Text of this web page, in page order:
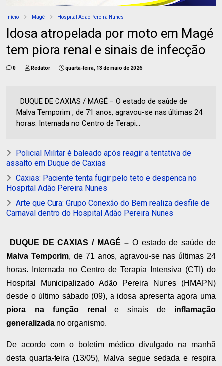
Início Magé Hospital Adão Pereira Nunes
Idosa atropelada por moto em Magé
tem piora renal e sinais de infecção
0 Redator quarta-feira, 13 de maio de 2026
DUQUE DE CAXIAS / MAGÉ – O estado de saúde de
Malva Temporim , de 71 anos, agravou-se nas últimas 24
horas. Internada no Centro de Terapi...
Policial Militar é baleado após reagir a tentativa de
assalto em Duque de Caxias
Caxias: Paciente tenta fugir pelo teto e despenca no
Hospital Adão Pereira Nunes
Arte que Cura: Grupo Conexão do Bem realiza desfile de
Carnaval dentro do Hospital Adão Pereira Nunes
DUQUE DE CAXIAS / MAGÉ –O estado de saúde de
Malva Temporim, de 71 anos, agravou-se nas últimas 24
horas. Internada no Centro de Terapia Intensiva (CTI) do
Hospital Municipalizado Adão Pereira Nunes (HMAPN)
desde o último sábado (09), a idosa apresenta agora uma
piora na função renal
e sinais de inflamação
generalizada no organismo.
De acordo com o boletim médico divulgado na manhã
desta quarta-feira (13/05), Malva segue sedada e respira